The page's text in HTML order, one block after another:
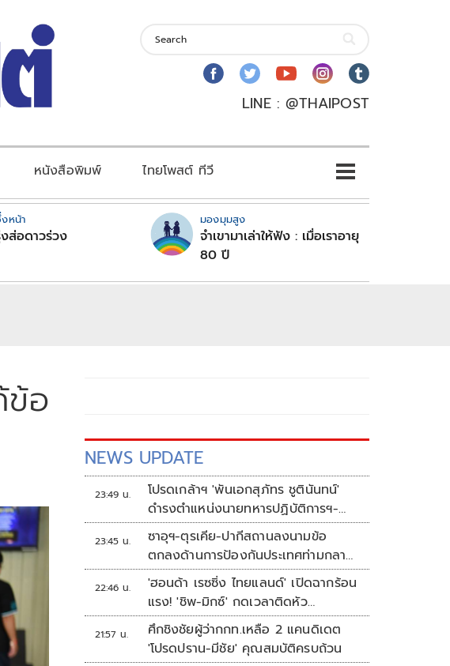
LINE : @THAIPOST
หนังสือพิมพ์ ไทยโพสต์ ทีวี
หน้า
ส่อดาวร่วง
มองมุมสูง
จำเขามาเล่าให้ฟัง : เมื่อเราอายุ
80 ปี
อ
NEWS UPDATE
23:49 น.
โปรดเกล้าฯ 'พันเอกสุภัทร ชูตินันทน์'
ดำรงตำแหน่งนายทหารปฏิบัติการฯ-
พระราชทานยศ 'พลตรี'
23:45 น.
ซาอุฯ-ตุรเคีย-ปากีสถานลงนามข้อ
ตกลงด้านการป้องกันประเทศท่ามกลาง
สงครามในภูมิภาค
22:46 น.
'ฮอนด้า เรซซิ่ง ไทยแลนด์' เปิดฉากร้อน
แรง! 'ชิพ-มิกซ์' กดเวลาติดหัว
แถว ARRC สนาม 4 ที่มัลดาลิกา
21:57 น.
ศึกชิงชัยผู้ว่ากกท.เหลือ 2 แคนดิเดต
'โปรดปราน-มีชัย' คุณสมบัติครบถ้วน